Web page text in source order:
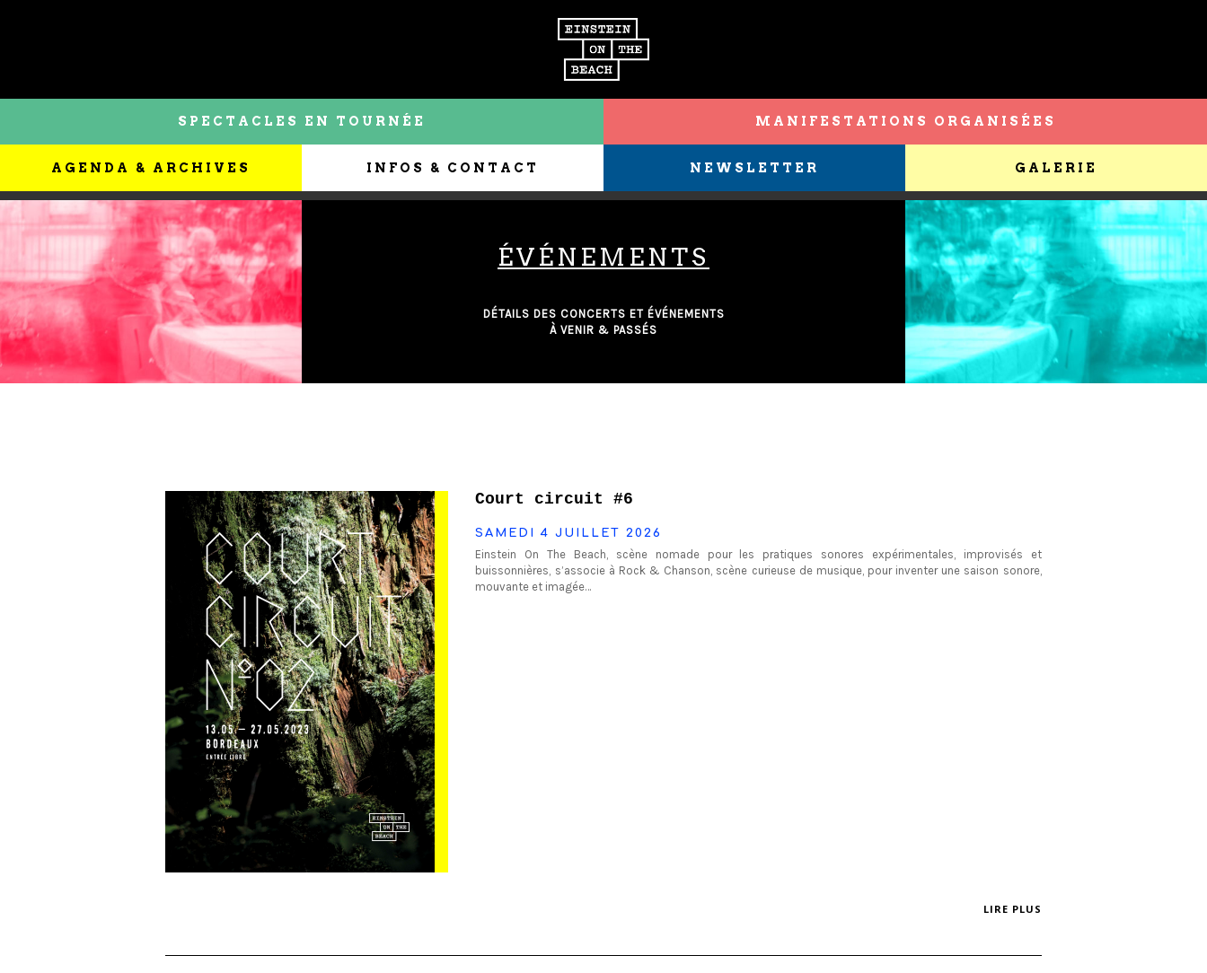
SPECTACLES EN TOURNÉE MANIFESTATIONS ORGANISÉES
AGENDA & ARCHIVES INFOS & CONTACT NEWSLETTER GALERIE
ÉVÉNEMENTS
DÉTAILS DES CONCERTS ET ÉVÉNEMENTS
À VENIR & PASSÉS
Court circuit #6
SAMEDI 4 JUILLET 2026
Einstein On The Beach, scène nomade pour les pratiques sonores expérimentales, improvisés et
buissonnières, s’associe à Rock & Chanson, scène curieuse de musique, pour inventer une saison sonore,
mouvante et imagée…
LIRE PLUS